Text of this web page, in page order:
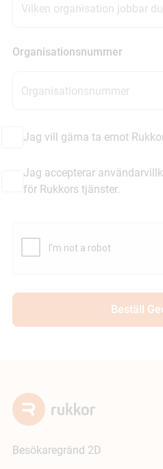
Organisationsnummer
Jag vill gärna ta emot
Jag accepterar
för Rukkors tjänster.
Besökaregränd 2D